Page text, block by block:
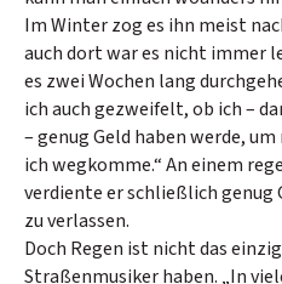
Im Winter zog es ihn meist
auch dort war es nicht immer
es zwei Wochen lang
ich auch gezweifelt, ob ich –
– genug Geld haben werde,
ich wegkomme.“ An einem
verdiente er schließlich genug
zu verlassen.
Doch Regen ist nicht das
Straßenmusiker haben. „In